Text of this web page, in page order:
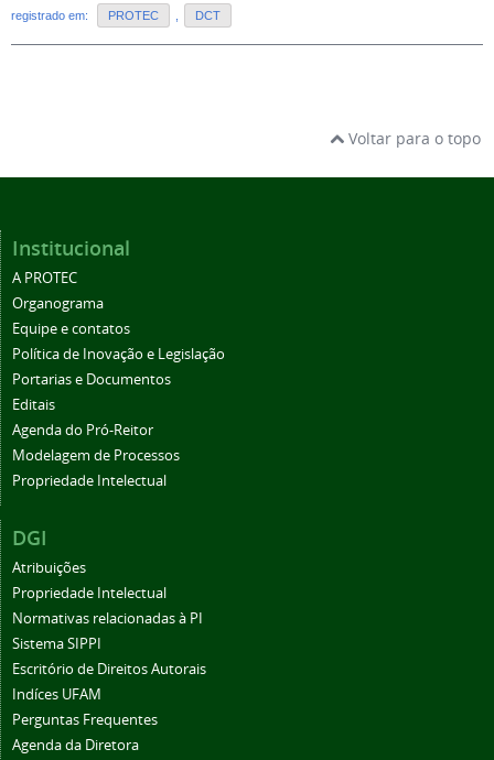
registrado em: PROTEC DCT
Voltar para o topo
Institucional
A PROTEC
Organograma
Equipe e contatos
Política de Inovação e Legislação
Portarias e Documentos
Editais
Agenda do Pró-Reitor
Modelagem de Processos
Propriedade Intelectual
DGI
Atribuições
Propriedade Intelectual
Normativas relacionadas à PI
Sistema SIPPI
Escritório de Direitos Autorais
Indíces UFAM
Perguntas Frequentes
Agenda da Diretora